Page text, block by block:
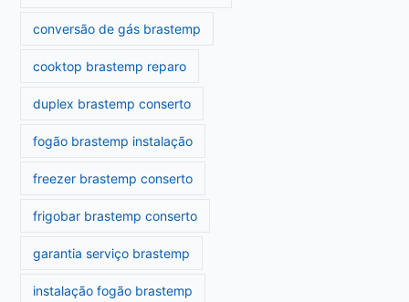
conversão de gás brastemp
cooktop brastemp reparo
duplex brastemp conserto
fogão brastemp instalação
freezer brastemp conserto
frigobar brastemp conserto
garantia serviço brastemp
instalação fogão brastemp